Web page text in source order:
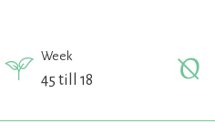
Week
45 till 18